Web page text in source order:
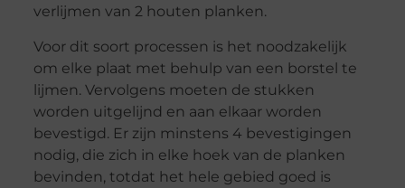
verlijmen van 2 houten planken.
Voor dit soort processen is het noodzakelijk
om elke plaat met behulp van een borstel te
lijmen. Vervolgens moeten de stukken
worden uitgelijnd en aan elkaar worden
bevestigd. Er zijn minstens 4 bevestigingen
nodig, die zich in elke hoek van de planken
bevinden, totdat het hele gebied goed is